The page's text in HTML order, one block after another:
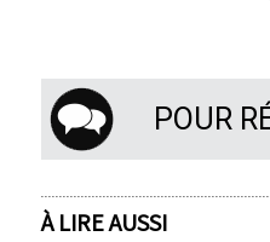
POUR
À LIRE AUSSI